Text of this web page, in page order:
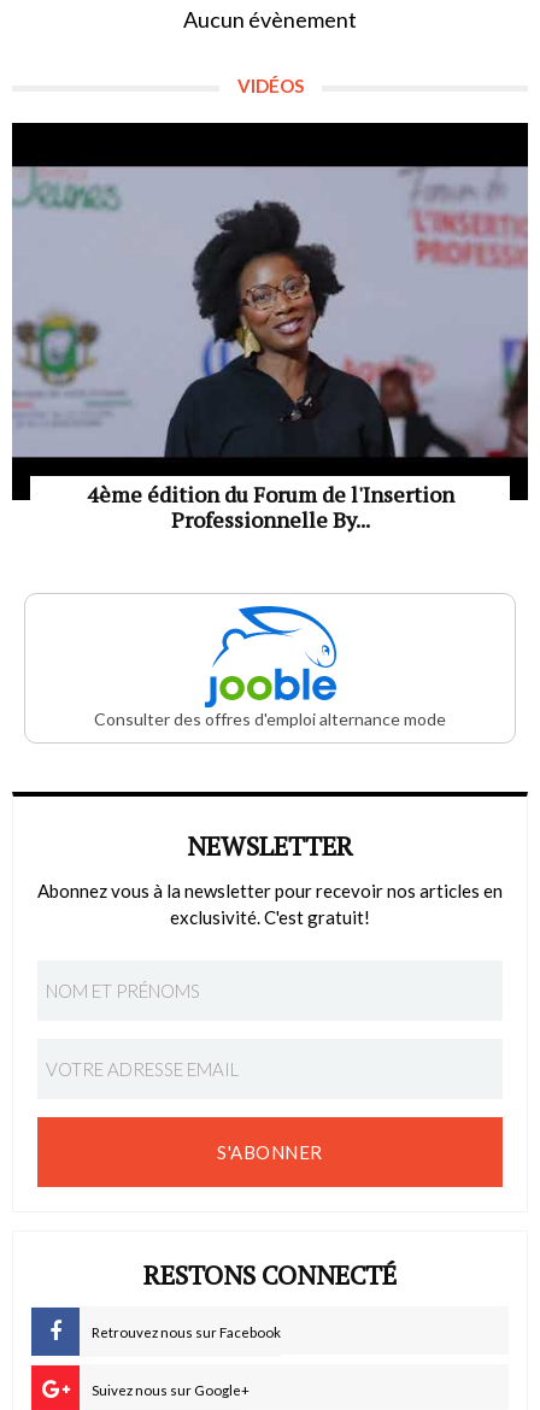
Aucun évènement
VIDÉOS
4ème édition du Forum de l'Insertion
Professionnelle By...
Consulter des offres d'emploi alternance mode
NEWSLETTER
Abonnez vous à la newsletter pour recevoir nos articles en
exclusivité. C'est gratuit!
S'ABONNER
RESTONS CONNECTÉ
Retrouvez nous sur Facebook
Suivez nous sur Google+